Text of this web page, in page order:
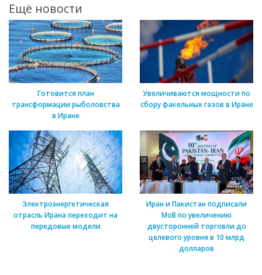
Ещё новости
Готовится план
трансформации рыболовства
в Иране
Увеличиваются мощности по
сбору факельных газов в Иране
Электроэнергетическая
отрасль Ирана переходит на
передовые модели
Иран и Пакистан подписали
МоВ по увеличению
двусторонней торговли до
целевого уровня в 10 млрд
долларов